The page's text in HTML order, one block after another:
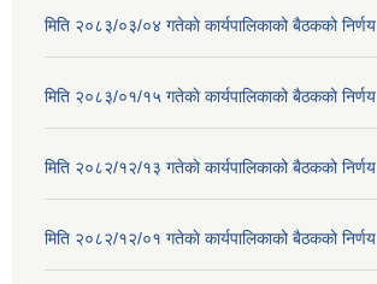
मिति २०८३/०३/०४ गतेकाे कार्यपालिकाको बैठकको निर्णय
मिति २०८३/०१/१५ गतेकाे कार्यपालिकाको बैठकको निर्णय
मिति २०८२/१२/१३ गतेकाे कार्यपालिकाको बैठकको निर्णय
मिति २०८२/१२/०१ गतेकाे कार्यपालिकाको बैठकको निर्णय